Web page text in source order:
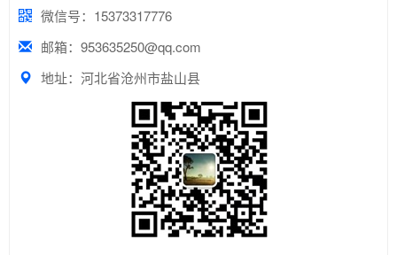
微信号：15373317776
邮箱：953635250@qq.com
地址：河北省沧州市盐山县